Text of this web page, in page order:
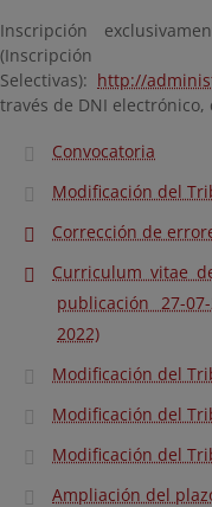
Inscripción
Selectivas): http://
través de DNI electrónico,
Convocatoria
Modificación del
Corrección de
Curriculum vitae
publicación 27-
2022)
Modificación del
Modificación del
Modificación del
Ampliación del